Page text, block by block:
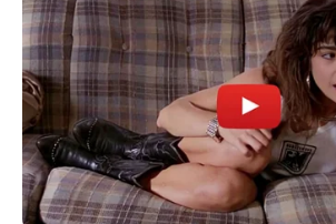
SON DƏQİQƏ!Yüksək
SON DƏQİQƏ!SOCAR-da
xəbər:kütləvi ixtisarlarla